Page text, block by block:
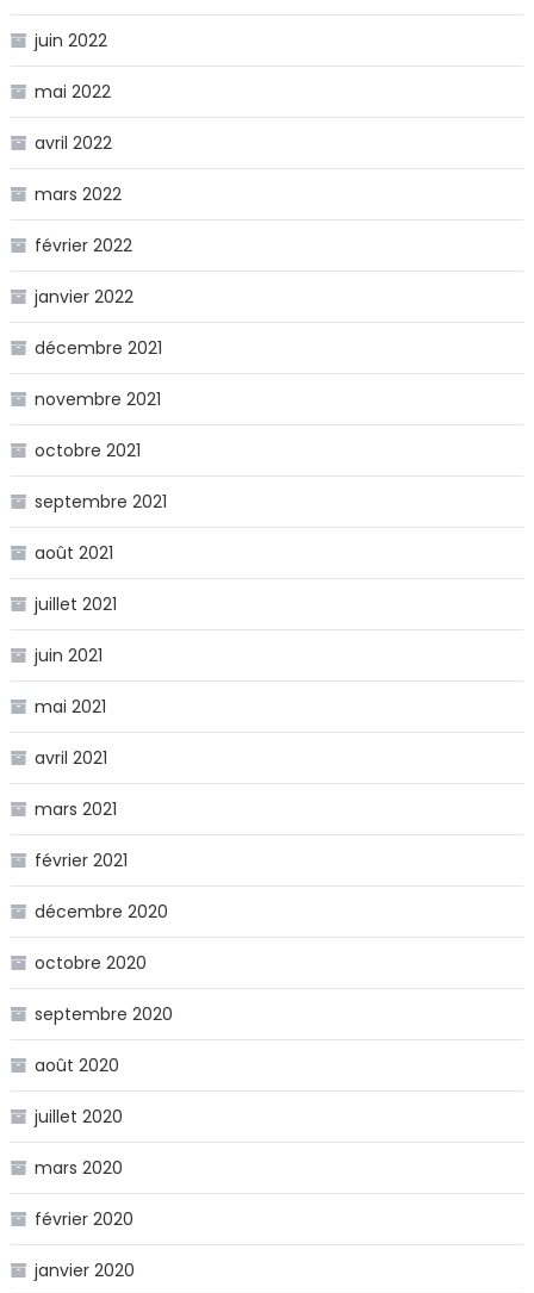
juin 2022
mai 2022
avril 2022
mars 2022
février 2022
janvier 2022
décembre 2021
novembre 2021
octobre 2021
septembre 2021
août 2021
juillet 2021
juin 2021
mai 2021
avril 2021
mars 2021
février 2021
décembre 2020
octobre 2020
septembre 2020
août 2020
juillet 2020
mars 2020
février 2020
janvier 2020